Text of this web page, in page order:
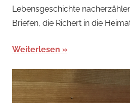
Lebensgeschichte
Briefen, die Richert in die
Weiterlesen